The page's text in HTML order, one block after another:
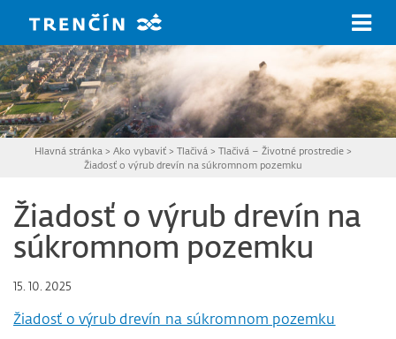
Hlavná stránka > Ako vybaviť> Tlačivá > Tlačivá – Životné prostredie>
Žiadosť o výrub drevín na súkromnom pozemku
Žiadosť o výrub drevín na
súkromnom pozemku
15. 10. 2025
Žiadosť o výrub drevín na súkromnom pozemku